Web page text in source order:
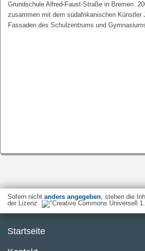
Grundschule Alfred-Faust-Straße in Bremen.
zusammen mit dem südafrikanischen Künstler
Fassaden des Schulzentrums und
Sofern nicht anders angegeben, stehen die
der Lizenz
Startseite